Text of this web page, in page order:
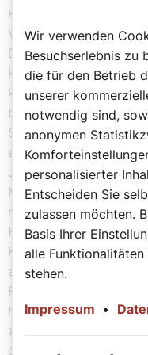
Konsens mündeten. Zu
Vorschlägen der
Dezentralisierung die
kontinentaler
kirchliche Basis künftig
beteiligt werden. Mit
Synode die
einen Bruch mit dem
Jahrhunderte und den
Machismo. Außerdem
nachdrücklich zur
Kirche. Die Verfolgung
Klerikern soll dem
allein in der Hand von
Formen der
hierarchisch von oben
zu ermöglichen,
grundlegende
Wir verwenden
Besuchserlebnis zu
die für den Betrieb
unserer
notwendig sind,
anonymen
personalisierter
Entscheiden Sie
zulassen möchten.
Basis Ihrer
alle
stehen.
Impressum •